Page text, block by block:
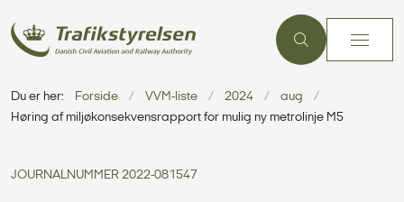
Du er her: Forside VVM-liste 2024
aug
Høring af miljøkonsekvensrapport for mulig ny metrolinje M5
JOURNALNUMMER 2022-081547